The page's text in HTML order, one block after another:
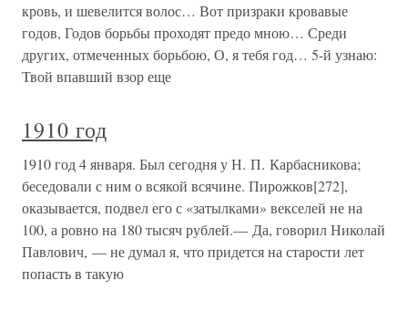
кровь, и шевелится волос… Вот призраки кровавые
годов, Годов борьбы проходят предо мною… Среди
других, отмеченных борьбою, О, я тебя год… 5-й узнаю:
Твой впавший взор еще
1910 год
1910 год 4 января. Был сегодня у Н. П. Карбасникова;
беседовали с ним о всякой всячине. Пирожков[272],
оказывается, подвел его с «затылками» векселей не на
100, а ровно на 180 тысяч рублей.— Да, говорил Николай
Павлович, — не думал я, что придется на старости лет
попасть в такую